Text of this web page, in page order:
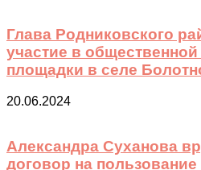
Глава Родниковского
участие в
площадки в селе
20.06.2024
Александра Суханова
договор на